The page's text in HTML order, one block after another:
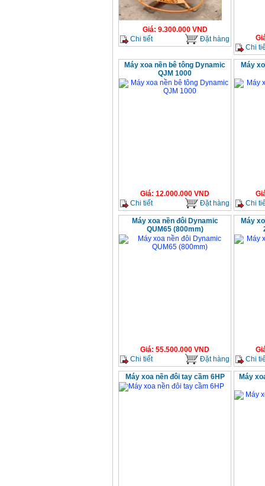
Giá: 9.300.000VND
Chi tiết
Đặt hàng
Chi
Máy xoa nền bê tông Dynamic
QJM 1000
Giá: 12.000.000 VND
Chi tiết
Đặt hàng
Máy
Chi
Máy xoa nền đôi Dynamic
QUM65 (800mm)
Giá: 55.500.000 VND
Chi tiết
Đặt hàng
Máy
Chi
Máy xoa nền đôi tay cầm 6HP Máy